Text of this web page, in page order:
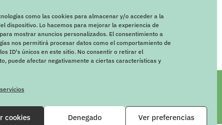
como las cookies para almacenar y/o acceder a la
dispositivo. Lo hacemos para mejorar la experiencia de
mostrar anuncios personalizados. El consentimiento a
nos permitirá procesar datos como el comportamiento de
ID's únicos en este sitio. No consentir o retirar el
puede afectar negativamente a ciertas características y
cookies Denegado Ver preferencias